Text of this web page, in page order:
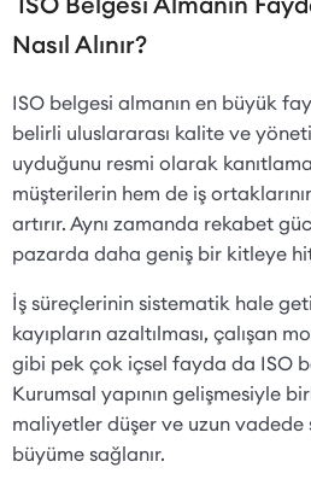
Nasıl Alınır?
ISO belgesi almanın en büyük
belirli uluslararası kalite ve
uyduğunu resmi olarak
müşterilerin hem de iş
artırır. Aynı zamanda rekabet
pazarda daha geniş bir kitleye
İş süreçlerinin sistematik hale
kayıpların azaltılması, çalışan
gibi pek çok içsel fayda da ISO
Kurumsal yapının gelişmesiyle
maliyetler düşer ve uzun
büyüme sağlanır.